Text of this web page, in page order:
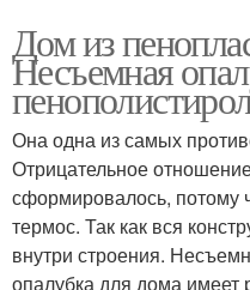
Дом из
Несъемная
Она одна из самых
Отрицательное
сформировалось, потому
термос. Так как вся
внутри строения.
опалубка для дома имеет